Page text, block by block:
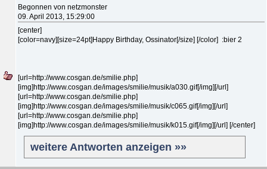
Begonnen von netzmonster
09. April 2013, 15:29:00
[center]
[color=navy][size=24pt]Happy Birthday, Ossinator[/size] [/color] :bier 2
[url=http://www.cosgan.de/smilie.php]
[img]http://www.cosgan.de/images/smilie/musik/a030.gif[/img][/url]
[url=http://www.cosgan.de/smilie.php]
[img]http://www.cosgan.de/images/smilie/musik/c065.gif[/img][/url]
[url=http://www.cosgan.de/smilie.php]
[img]http://www.cosgan.de/images/smilie/musik/k015.gif[/img][/url] [/center]
weitere Antworten anzeigen »»